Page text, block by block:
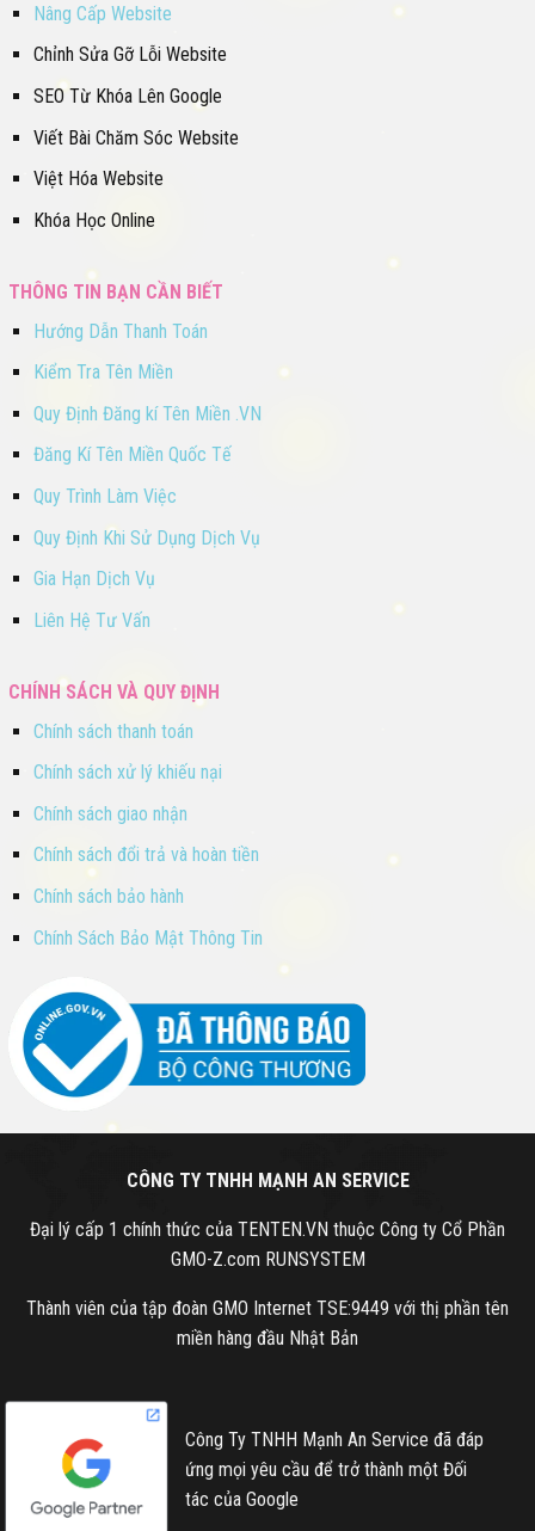
Nâng Cấp Website
Chỉnh Sửa Gỡ Lỗi Website
SEO Từ Khóa Lên Google
Viết Bài Chăm Sóc Website
Việt Hóa Website
Khóa Học Online
THÔNG TIN BẠN CẦN BIẾT
Hướng Dẫn Thanh Toán
Kiểm Tra Tên Miền
Quy Định Đăng kí Tên Miền .VN
Đăng Kí Tên Miền Quốc Tế
Quy Trình Làm Việc
Quy Định Khi Sử Dụng Dịch Vụ
Gia Hạn Dịch Vụ
Liên Hệ Tư Vấn
CHÍNH SÁCH VÀ QUY ĐỊNH
Chính sách thanh toán
Chính sách xử lý khiếu nại
Chính sách giao nhận
Chính sách đổi trả và hoàn tiền
Chính sách bảo hành
Chính Sách Bảo Mật Thông Tin
CÔNG TY TNHH MẠNH AN SERVICE
Đại lý cấp 1 chính thức của TENTEN.VN thuộc Công ty Cổ Phần
GMO-Z.com RUNSYSTEM
Thành viên của tập đoàn GMO Internet TSE:9449 với thị phần tên
miền hàng đầu Nhật Bản
Công Ty TNHH Mạnh An Service đã đáp
ứng mọi yêu cầu để trở thành một Đối
tác của Google